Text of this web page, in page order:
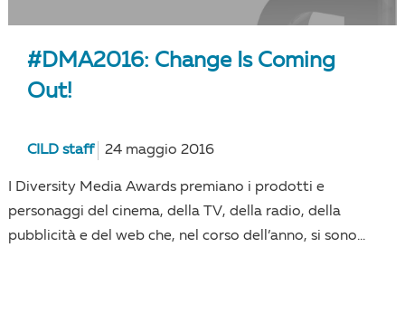
#DMA2016: Change Is Coming
Out!
CILD staff 24 maggio 2016
I Diversity Media Awards premiano i prodotti e
personaggi del cinema, della TV, della radio, della
pubblicità e del web che, nel corso dell’anno, si sono...